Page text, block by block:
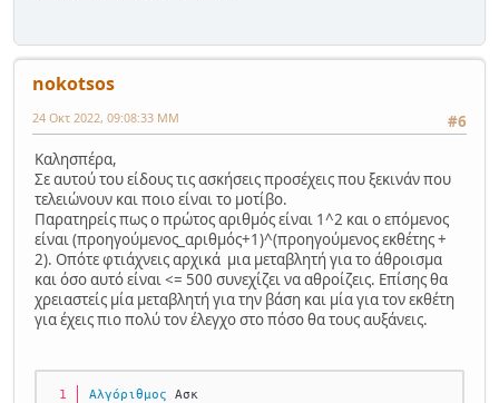
nokotsos
#6
24 Οκτ 2022, 09:08:33 ΜΜ
Καλησπέρα,
Σε αυτού του είδους τις ασκήσεις προσέχεις που ξεκινάν που
τελειώνουν και ποιο είναι το μοτίβο.
Παρατηρείς πως ο πρώτος αριθμός είναι 1^2 και ο επόμενος
είναι (προηγούμενος_αριθμός+1)^(προηγούμενος εκθέτης +
2). Οπότε φτιάχνεις αρχικά μια μεταβλητή για το άθροισμα
και όσο αυτό είναι <= 500 συνεχίζει να αθροίζεις. Επίσης θα
χρειαστείς μία μεταβλητή για την βάση και μία για τον εκθέτη
για έχεις πιο πολύ τον έλεγχο στο πόσο θα τους αυξάνεις.
Αλγόριθμος Ασκ